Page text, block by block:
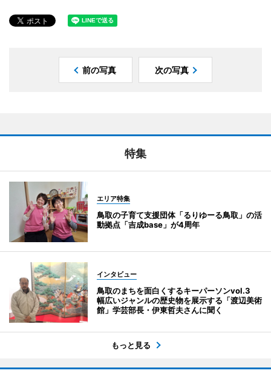
前の写真 次の写真
特集
エリア特集
鳥取の子育て支援団体「るりゆーる鳥取」の活
動拠点「吉成base」が4周年
インタビュー
鳥取のまちを面白くするキーパーソンvol.3
幅広いジャンルの歴史物を展示する「渡辺美術
館」学芸部長・伊東哲夫さんに聞く
もっと見る